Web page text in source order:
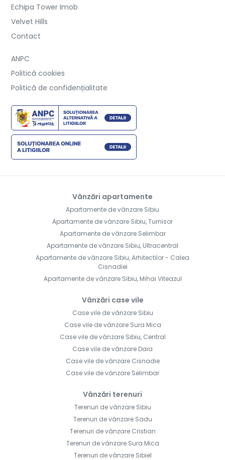
Echipa Tower Imob
Velvet Hills
Contact
ANPC
Politică cookies
Politică de confidențialitate
Vânzări apartamente
Apartamente de vânzare Sibiu
Apartamente de vânzare Sibiu, Turnisor
Apartamente de vânzare Selimbar
Apartamente de vânzare Sibiu, Ultracentral
Apartamente de vânzare Sibiu, Arhitectilor - Calea
Cisnadiei
Apartamente de vânzare Sibiu, Mihai Viteazul
Vânzări case vile
Case vile de vânzare Sibiu
Case vile de vânzare Sura Mica
Case vile de vânzare Sibiu, Central
Case vile de vânzare Daia
Case vile de vânzare Cisnadie
Case vile de vânzare Selimbar
Vânzări terenuri
Terenuri de vânzare Sibiu
Terenuri de vânzare Sadu
Terenuri de vânzare Cristian
Terenuri de vânzare Sura Mica
Terenuri de vânzare Sibiel